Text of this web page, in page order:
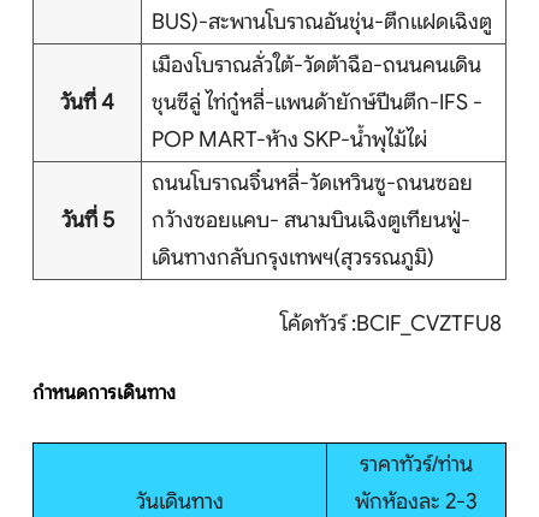
BUS)-สะพานโบราณอันชุ่น-ตึกแฝดเฉิงตู
วันที่ 4
เมืองโบราณลั่วใต้-วัดต้าฉือ-ถนนคนเดิน
ชุนซีลู่ ไท่กู๋หลี่-แพนด้ายักษ์ปีนตึก-IFS -
POP MART-ห้าง SKP-น้ำพุไม้ไผ่
วันที่ 5
ถนนโบราณจิ๋นหลี่-วัดเหวินซู-ถนนซอย
กว้างซอยแคบ- สนามบินเฉิงตูเทียนฟู่-
เดินทางกลับกรุงเทพฯ(สุวรรณภูมิ)
โค้ดทัวร์ :BCIF_CVZTFU8
กำหนดการเดินทาง
วันเดินทาง
ราคาทัวร์/ท่าน
พักห้องละ 2-3